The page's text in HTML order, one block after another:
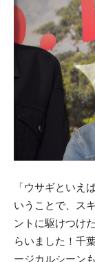
「ウサギといえ
いうことで、ス
ントに駆けつけ
らいました！千
ージカルシーン